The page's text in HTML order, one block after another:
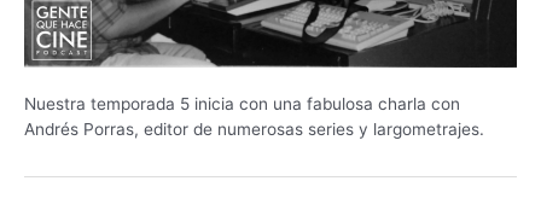
Nuestra temporada 5 inicia con una fabulosa charla con
Andrés Porras, editor de numerosas series y largometrajes.